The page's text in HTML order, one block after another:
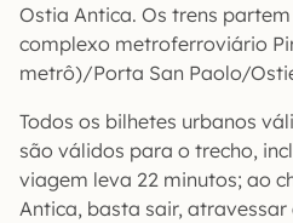
Ostia Antica. Os trens
complexo metroferroviário
metrô)/Porta San Paolo/
Todos os bilhetes urbanos
são válidos para o trecho,
viagem leva 22 minutos; ao
Antica, basta sair,